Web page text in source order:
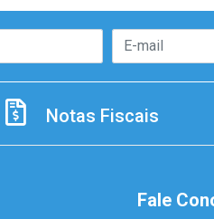
Notas Fiscais
Fale